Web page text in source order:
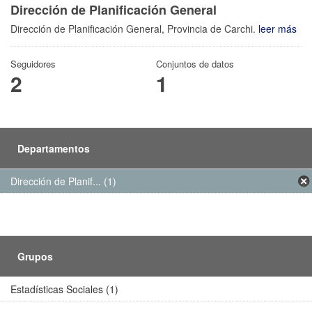
Dirección de Planificación General
Dirección de Planificación General, Provincia de Carchi. leer más
Seguidores
2
Conjuntos de datos
1
Departamentos
Dirección de Planif... (1)
Grupos
Estadísticas Sociales (1)